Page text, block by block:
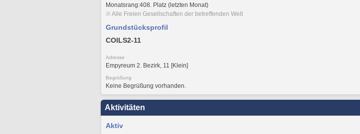
Monatsrang:408. Platz (letzten Monat)
※ Alle Freien Gesellschaften der betreffenden Welt
Grundstücksprofil
COILS2-11
Adresse
Empyreum 2. Bezirk, 11 [Klein]
Begrüßung
Keine Begrüßung vorhanden.
Aktivitäten
Aktiv